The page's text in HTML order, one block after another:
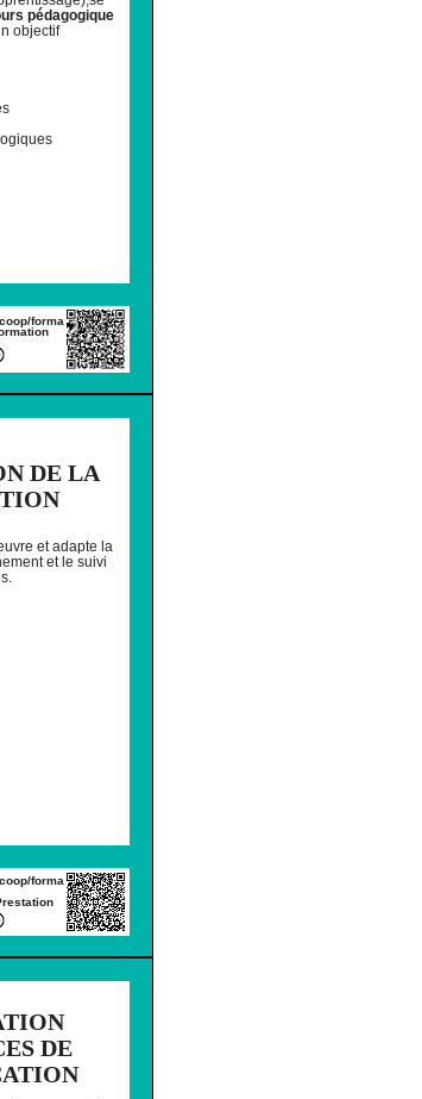
pédagogique
objectif
forma
DE LA
et adapte la
et le suivi
forma
DE